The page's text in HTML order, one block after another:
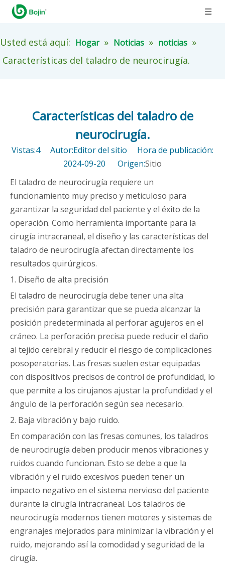
Usted está aquí: Hogar » Noticias » noticias »
Características del taladro de neurocirugía.
Características del taladro de
neurocirugía.
Vistas:4Autor:Editor del sitio Hora de publicación:
2024-09-20 Origen:Sitio
El taladro de neurocirugía requiere un
funcionamiento muy preciso y meticuloso para
garantizar la seguridad del paciente y el éxito de la
operación. Como herramienta importante para la
cirugía intracraneal, el diseño y las características del
taladro de neurocirugía afectan directamente los
resultados quirúrgicos.
1. Diseño de alta precisión
El taladro de neurocirugía debe tener una alta
precisión para garantizar que se pueda alcanzar la
posición predeterminada al perforar agujeros en el
cráneo. La perforación precisa puede reducir el daño
al tejido cerebral y reducir el riesgo de complicaciones
posoperatorias. Las fresas suelen estar equipadas
con dispositivos precisos de control de profundidad, lo
que permite a los cirujanos ajustar la profundidad y el
ángulo de la perforación según sea necesario.
2. Baja vibración y bajo ruido.
En comparación con las fresas comunes, los taladros
de neurocirugía deben producir menos vibraciones y
ruidos cuando funcionan. Esto se debe a que la
vibración y el ruido excesivos pueden tener un
impacto negativo en el sistema nervioso del paciente
durante la cirugía intracraneal. Los taladros de
neurocirugía modernos tienen motores y sistemas de
engranajes mejorados para minimizar la vibración y el
ruido, mejorando así la comodidad y seguridad de la
cirugía.